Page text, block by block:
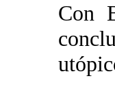
Con